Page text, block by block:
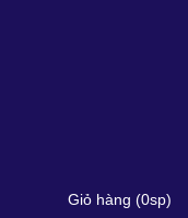
Giỏ hàng (0sp)